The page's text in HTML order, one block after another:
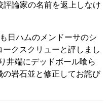
論家の名前を返上しなけ
日ハムのメンドーサのシ
クスクリューと評しまし
井端にデッドボール喰ら
岩石並と修正してお詫び